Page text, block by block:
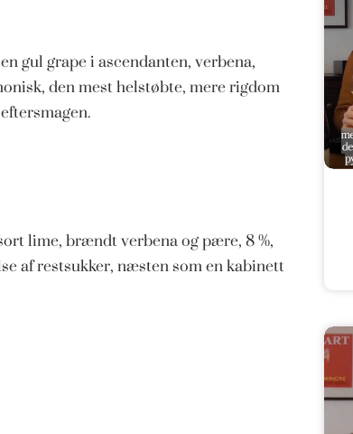
gul grape i ascendanten, verbena,
den mest helstøbte, mere rigdom
lime, brændt verbena og pære, 8 %,
af restsukker, næsten som en kabinett